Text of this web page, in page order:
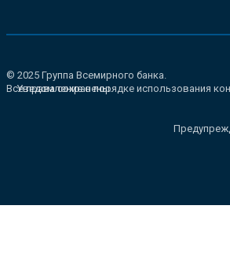
© 2025 Группа Всемирного банка.
Все права сохранены.
Уведомление о порядке использования